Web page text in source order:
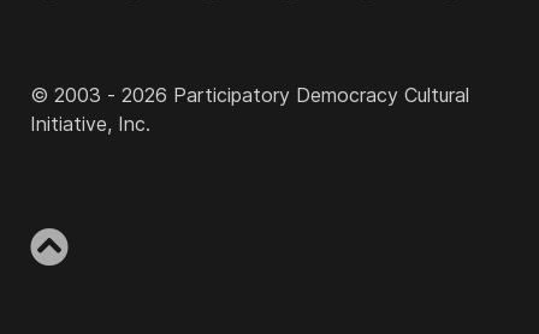
© 2003 - 2026 Participatory Democracy Cultural
Initiative, Inc.